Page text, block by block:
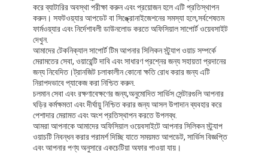
করে ব্যাটারির অবস্থা পরীক্ষা করুন এবং প্রয়োজন হলে এটি প্রতিস্থাপন
করুন। সফটওয়্যার আপডেট বা সিঙ্ক্রোনাইজেশনের সমস্যা হলে,সর্বশেষতম
ফার্মওয়্যার এবং নির্দেশাবলী ডাউনলোড করতে অফিসিয়াল সাপোর্ট ওয়েবসাইট
দেখুন.
আমাদের টেকনিক্যাল সাপোর্ট টিম আপনার সিলিকন স্ট্র্যাপ ওয়াচ সম্পর্কে
মেরামতের সেবা, ওয়ারেন্টি দাবি এবং সাধারণ প্রশ্নের জন্য সহায়তা প্রদানের
জন্য নিবেদিত।ট্রানজিট চলাকালীন কোনো ক্ষতি রোধ করার জন্য এটি
নিরাপদভাবে প্যাকেজ করা নিশ্চিত করুন.
চলমান সেবা এবং রক্ষণাবেক্ষণের জন্য,অনুমোদিত সার্ভিস সেন্টারগুলি আপনার
ঘড়ির কর্মক্ষমতা এবং দীর্ঘায়ু নিশ্চিত করার জন্য আসল উপাদান ব্যবহার করে
পেশাদার মেরামত এবং অংশ প্রতিস্থাপন করতে উপলব্ধ.
আমরা আপনাকে আমাদের অফিসিয়াল ওয়েবসাইটে আপনার সিলিকন স্ট্র্যাপ
ওয়াচটি নিবন্ধন করার পরামর্শ দিচ্ছি যাতে সময়মত আপডেট, সার্ভিস বিজ্ঞপ্তি
এবং আপনার পণ্য অনুসারে একচেটিয়া অফার পাওয়া যায়।